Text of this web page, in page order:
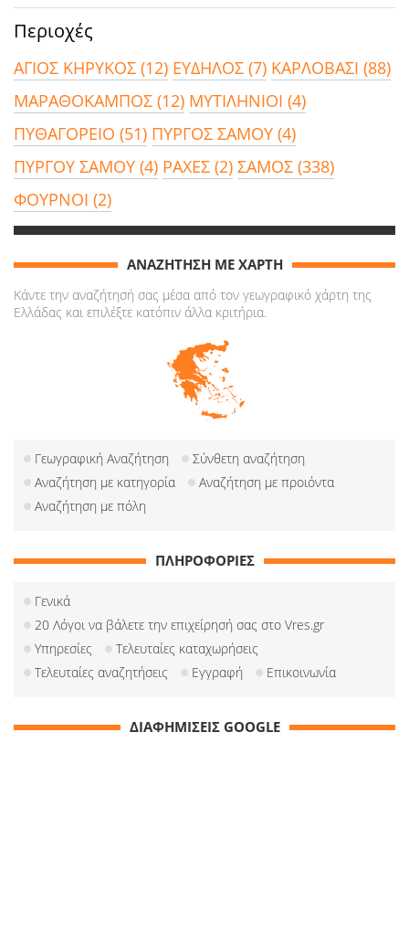
Περιοχές
ΑΓΙΟΣ ΚΗΡΥΚΟΣ (12) ΕΥΔΗΛΟΣ (7) ΚΑΡΛΟΒΑΣΙ (88)
ΜΑΡΑΘΟΚΑΜΠΟΣ (12) ΜΥΤΙΛΗΝΙΟΙ (4)
ΠΥΘΑΓΟΡΕΙΟ (51) ΠΥΡΓΟΣ ΣΑΜΟΥ (4)
ΠΥΡΓΟΥ ΣΑΜΟΥ (4) ΡΑΧΕΣ (2) ΣΑΜΟΣ (338)
ΦΟΥΡΝΟΙ (2)
ΑΝΑΖΗΤΗΣΗ ΜΕ ΧΑΡΤΗ
Κάντε την αναζήτησή σας μέσα από τον γεωγραφικό χάρτη της
Ελλάδας και επιλέξτε κατόπιν άλλα κριτήρια.
Γεωγραφική Αναζήτηση
Σύνθετη αναζήτηση
Αναζήτηση με κατηγορία
Αναζήτηση με προιόντα
Αναζήτηση με πόλη
ΠΛΗΡΟΦΟΡΙΕΣ
Γενικά
20 Λόγοι να βάλετε την επιχείρησή σας στο Vres.gr
Υπηρεσίες
Τελευταίες καταχωρήσεις
Τελευταίες αναζητήσεις
Εγγραφή Επικοινωνία
ΔΙΑΦΗΜΙΣΕΙΣ GOOGLE